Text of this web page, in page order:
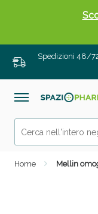
Spedizioni 48/
Home Mellin